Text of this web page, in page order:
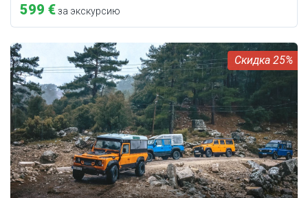
599 €за экскурсию
25%